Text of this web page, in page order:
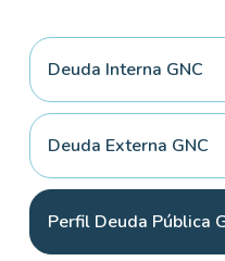
Deuda Interna GNC
Deuda Externa GNC
Perfil Deuda Pública